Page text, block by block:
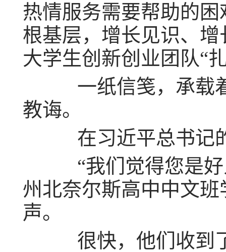
热情服务需要帮助的
根基层，增长见识、
大学生创新创业团队“
一纸信笺，承载着
教诲。
在习近平总书记的
“我们觉得您是好
州北奈尔斯高中中文
声。
很快，他们收到了